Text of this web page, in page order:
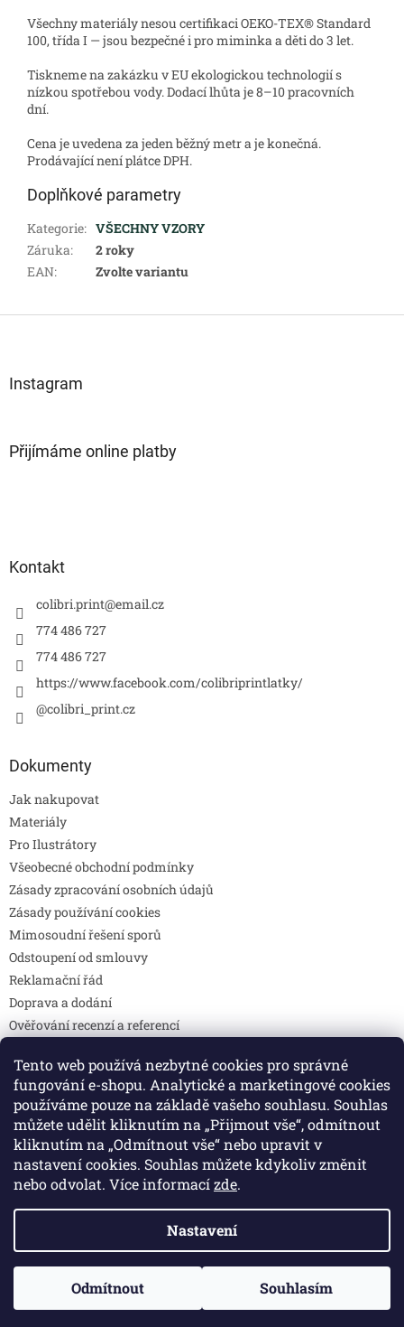
Tento web používá nezbytné cookies pro správné
fungování e-shopu. Analytické a marketingové cookies
používáme pouze na základě vašeho souhlasu. Souhlas
můžete udělit kliknutím na „Přijmout vše“, odmítnout
kliknutím na „Odmítnout vše“ nebo upravit v
nastavení cookies. Souhlas můžete kdykoliv změnit
nebo odvolat. Více informacízde.
Nastavení
Odmítnout Souhlasím
Všechny materiály nesou certifikaci OEKO-TEX® Standard
100, třída I — jsou bezpečné i pro miminka a děti do 3 let.
Tiskneme na zakázku v EU ekologickou technologií s
nízkou spotřebou vody. Dodací lhůta je 8–10 pracovních
dní.
Cena je uvedena za jeden běžný metr a je konečná.
Prodávající není plátce DPH.
Doplňkové parametry
Kategorie: VŠECHNY VZORY
Záruka:
2 roky
EAN: Zvolte variantu
Instagram
Přijímáme online platby
Kontakt
colibri.print@email.cz
774 486 727
774 486 727
https://www.facebook.com/colibriprintlatky/
@colibri_print.cz
Dokumenty
Jak nakupovat
Materiály
Pro Ilustrátory
Všeobecné obchodní podmínky
Zásady zpracování osobních údajů
Zásady používání cookies
Mimosoudní řešení sporů
Odstoupení od smlouvy
Reklamační řád
Doprava a dodání
Ověřování recenzí a referencí
Prohlášení o shodě
Způsoby platby
DOTAZY
Kontakty
Copyright 2026Colibri print. Všechna práva vyhrazena.
Upravit nastavení cookies